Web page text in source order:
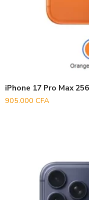
iPhone 17 Pro Max
905.000 CFA